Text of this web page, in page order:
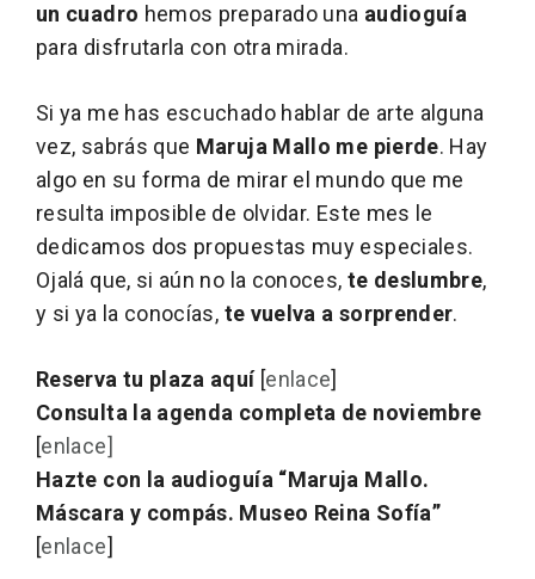
un cuadro hemos preparado una audioguía
para disfrutarla con otra mirada.
Si ya me has escuchado hablar de arte alguna
vez, sabrás que Maruja Mallo me pierde. Hay
algo en su forma de mirar el mundo que me
resulta imposible de olvidar. Este mes le
dedicamos dos propuestas muy especiales.
Ojalá que, si aún no la conoces, te deslumbre,
y si ya la conocías, te vuelva a sorprender.
Reserva tu plaza aquí[enlace]
Consulta la agenda completa de noviembre
[enlace]
Hazte con la audioguía “Maruja Mallo.
Máscara y compás. Museo Reina Sofía”
[enlace]